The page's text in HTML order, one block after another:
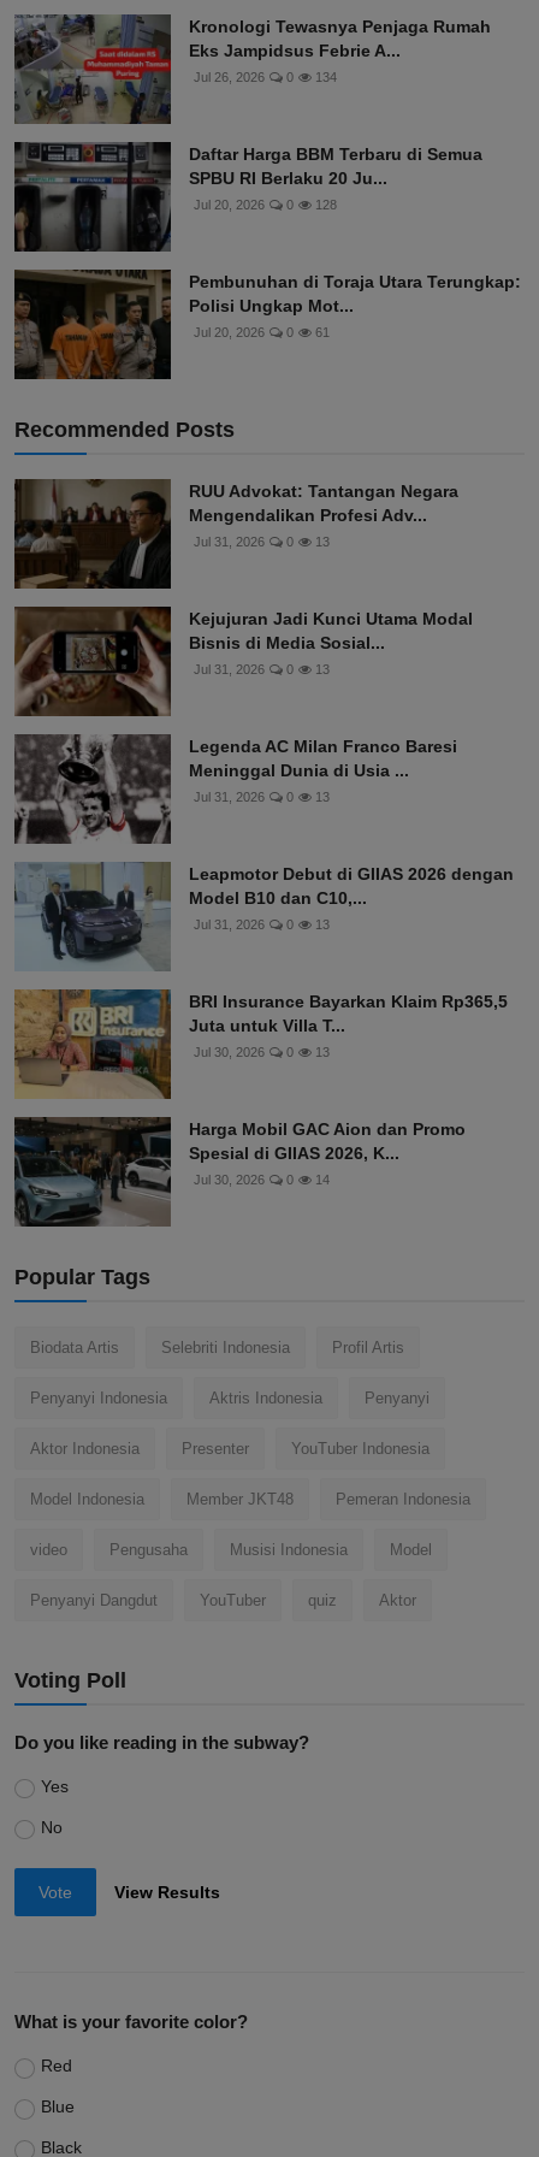
Kronologi Tewasnya Penjaga Rumah
Eks Jampidsus Febrie A...
Jul 26, 2026 0 134
Daftar Harga BBM Terbaru di Semua
SPBU RI Berlaku 20 Ju...
Jul 20, 2026 0 128
Pembunuhan di Toraja Utara Terungkap:
Polisi Ungkap Mot...
Jul 20, 2026 0 61
Recommended Posts
RUU Advokat: Tantangan Negara
Mengendalikan Profesi Adv...
Jul 31, 2026 0 13
Kejujuran Jadi Kunci Utama Modal
Bisnis di Media Sosial...
Jul 31, 2026 0 13
Legenda AC Milan Franco Baresi
Meninggal Dunia di Usia ...
Jul 31, 2026 0 13
Leapmotor Debut di GIIAS 2026 dengan
Model B10 dan C10,...
Jul 31, 2026 0 13
BRI Insurance Bayarkan Klaim Rp365,5
Juta untuk Villa T...
Jul 30, 2026 0 13
Harga Mobil GAC Aion dan Promo
Spesial di GIIAS 2026, K...
Jul 30, 2026 0 14
Popular Tags
Biodata Artis Selebriti Indonesia Profil Artis
Penyanyi Indonesia Aktris Indonesia Penyanyi
Aktor Indonesia Presenter YouTuber Indonesia
Model Indonesia Member JKT48 Pemeran Indonesia
video Pengusaha Musisi Indonesia Model
Penyanyi Dangdut YouTuber quiz Aktor
Voting Poll
Do you like reading in the subway?
Yes
No
Vote View Results
What is your favorite color?
Red
Blue
Black